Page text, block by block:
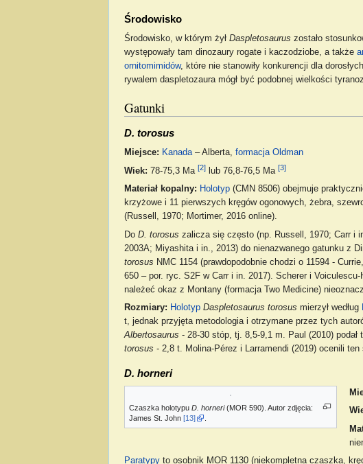
Środowisko
Środowisko, w którym żył Daspletosaurus zostało
występowały tam dinozaury rogate i kaczodziobe, a także
ornitomimidów, które nie stanowiły konkurencji dla
rywalem daspletozaura mógł być podobnej wielkości
Gatunki
D. torosus
Miejsce: Kanada– Alberta, formacja Oldman
Wiek: 78-75,3 Ma [2]lub 76,8-76,5 Ma [3]
Materiał kopalny: Holotyp(CMN 8506) obejmuje
krzyżowe i 11 pierwszych kręgów ogonowych, żebra,
(Russell, 1970; Mortimer, 2016 online).
Do D. torosus zalicza się często (np. Russell, 1970; Carr i
2003A; Miyashita i in., 2013) do nienazwanego gatunku z
torosus NMC 1154 (prawdopodobnie chodzi o 11594 -
650 – por. ryc. S2F w Carr i in. 2017). Scherer i
należeć okaz z Montany (formacja Two Medicine)
Rozmiary: Holotyp Daspletosaurus torosus mierzył według
t, jednak przyjęta metodologia i otrzymane przez tych
Albertosaurus - 28-30 stóp, tj. 8,5-9,1 m. Paul (2010)
torosus - 2,8 t. Molina-Pérez i Larramendi (2019) ocenili
D. horneri
Czaszka holotypu D. horneri(MOR 590). Autor zdjęcia:
James St. John [13]
Paratypyto osobnik MOR 1130 (niekompletna czaszka,